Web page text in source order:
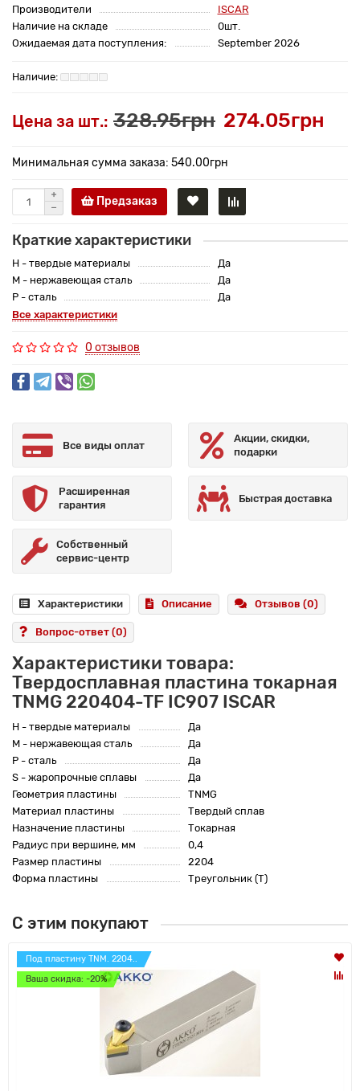
Производители
ISCAR
Наличие на складе
0шт.
Ожидаемая дата поступления:
September 2026
Цена за шт.: 328.95грн 274.05грн
Минимальная сумма заказа: 540.00грн
Предзаказ
Краткие характеристики
H - твердые материалы
Да
M - нержавеющая сталь
Да
P - сталь
Да
Все характеристики
0 отзывов
Все виды оплат
Акции, скидки,
подарки
Расширенная
гарантия
Быстрая доставка
Собственный
сервис-центр
Характеристики Описание Отзывов (0)
Вопрос-ответ (0)
Характеристики товара:
Твердосплавная пластина токарная
TNMG 220404-TF IC907 ISCAR
H - твердые материалы
Да
M - нержавеющая сталь
Да
P - сталь
Да
S - жаропрочные сплавы
Да
Геометрия пластины
TNMG
Материал пластины
Твердый сплав
Назначение пластины
Токарная
Радиус при вершине, мм
0,4
Размер пластины
2204
Форма пластины
Треугольник (T)
С этим покупают
Под пластину TNM. 2204..
Ваша скидка: -20%